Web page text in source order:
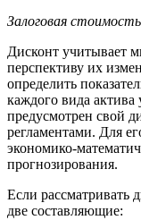
Залоговая
Дисконт учитывает
перспективу их
определить
каждого вида
предусмотрен свой
регламентами. Для
экономико-
прогнозирования.
Если рассматривать
две составляющие: